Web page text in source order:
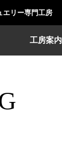
エリー専門工房
工房案内